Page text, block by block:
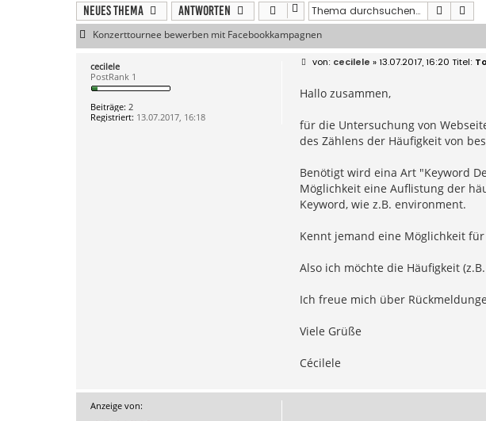
Neues Thema Antworten Suche
Konzerttournee bewerben mit Facebookkampagnen
cecilele
PostRank 1
Beiträge: 2
Registriert: 13.07.2017, 16:18
B
t
g
cecilele » 13.07.2017, 16:20
Hallo zusammen,
für die Untersuchung von
des Zählens der Häufigkeit von
Benötigt wird eina Art "Keyword
Möglichkeit eine Auflistung der
Keyword, wie z.B. environment.
Kennt jemand eine Möglichkeit
Also ich möchte die Häufigkeit
Ich freue mich über
Viele Grüße
Cécilele
Anzeige von: